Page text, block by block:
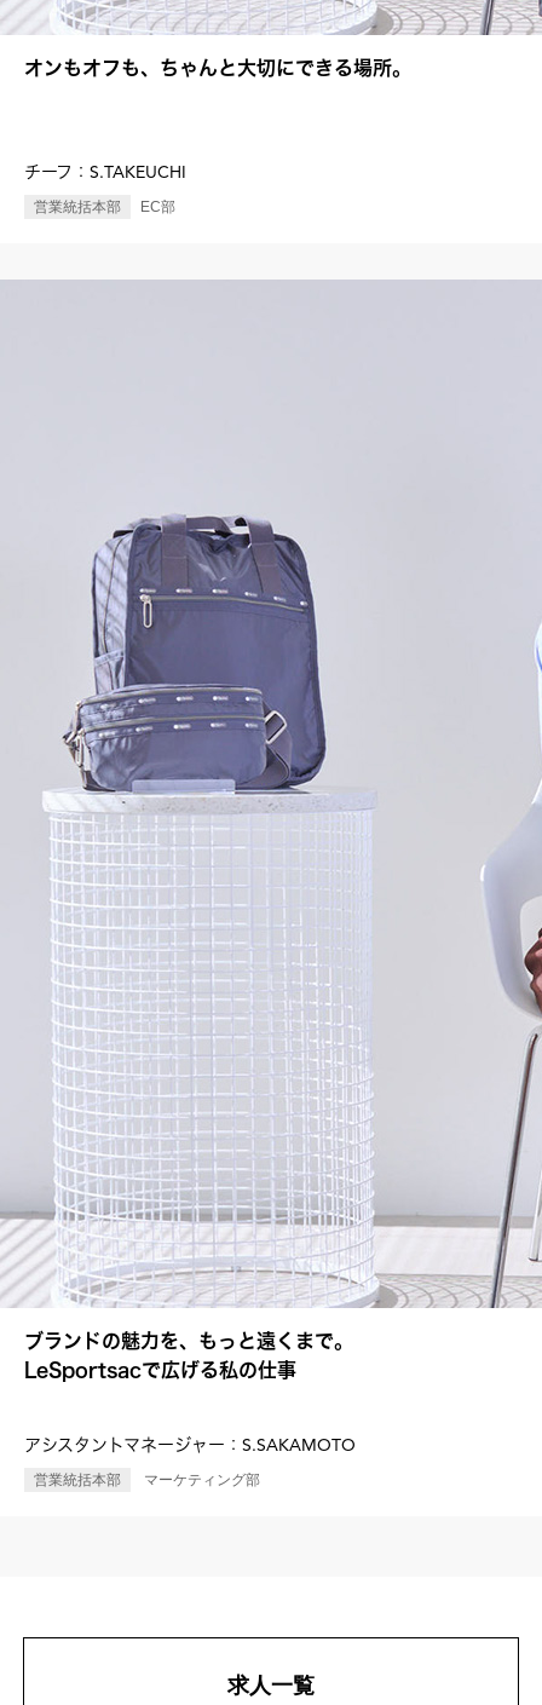
オンもオフも、ちゃんと大切にできる場所。
チーフ： S.TAKEUCHI
営業統括本部 EC部
ブランドの魅力を、もっと遠くまで。
LeSportsacで広げる私の仕事
アシスタントマネージャー： S.SAKAMOTO
営業統括本部 マーケティング部
求人一覧